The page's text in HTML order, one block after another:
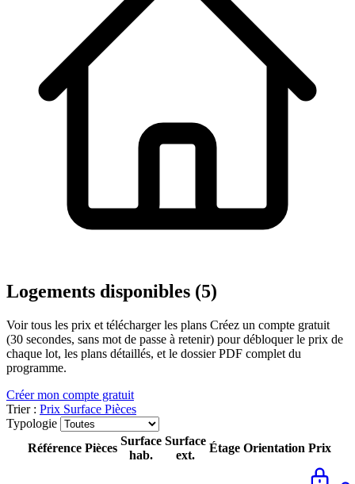
Logements disponibles (5)
Voir tous les prix et télécharger les plans Créez un compte gratuit
(30 secondes, sans mot de passe à retenir) pour débloquer le prix de
chaque lot, les plans détaillés, et le dossier PDF complet du
programme.
Créer mon compte gratuit
Trier : Prix Surface Pièces
Typologie
Référence Pièces
Surface
hab.
Surface
ext.
Étage Orientation Prix